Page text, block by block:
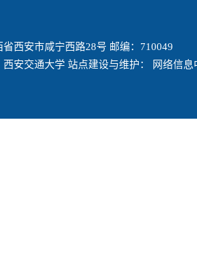
省西安市咸宁西路28号 邮编：710049
西安交通大学 站点建设与维护： 网络信息